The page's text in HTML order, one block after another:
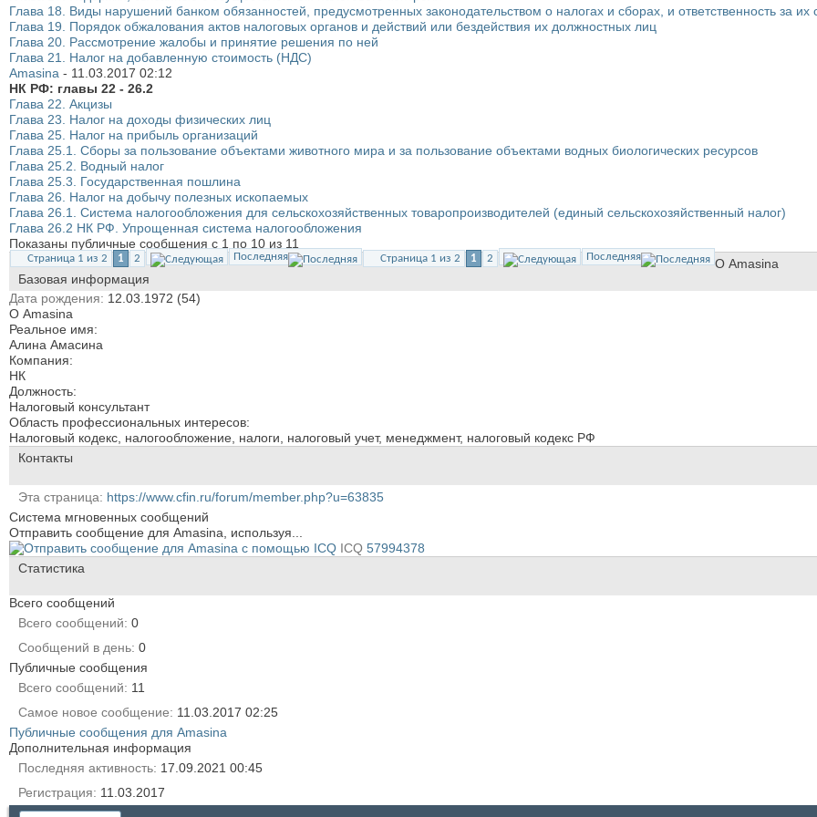
Глава 18. Виды нарушений банком обязанностей, предусмотренных законодательством о налогах и сборах, и ответственность за их
Глава 19. Порядок обжалования актов налоговых органов и действий или бездействия их должностных лиц
Глава 20. Рассмотрение жалобы и принятие решения по ней
Глава 21. Налог на добавленную стоимость (НДС)
Amasina - 11.03.2017 02:12
НК РФ: главы 22 - 26.2
Глава 22. Акцизы
Глава 23. Налог на доходы физических лиц
Глава 25. Налог на прибыль организаций
Глава 25.1. Сборы за пользование объектами животного мира и за пользование объектами водных биологических ресурсов
Глава 25.2. Водный налог
Глава 25.3. Государственная пошлина
Глава 26. Налог на добычу полезных ископаемых
Глава 26.1. Система налогообложения для сельскохозяйственных товаропроизводителей (единый сельскохозяйственный налог)
Глава 26.2 НК РФ. Упрощенная система налогообложения
Показаны публичные сообщения с 1 по 10 из 11
Страница 1 из 2 1 2 Последняя Страница 1 из 2 1 2 Последняя
О Amasina
Базовая информация
Дата рождения
12.03.1972 (54)
О Amasina
Реальное имя:
Алина Амасина
Компания:
НК
Должность:
Налоговый консультант
Область профессиональных интересов:
Налоговый кодекс, налогообложение, налоги, налоговый учет, менеджмент, налоговый кодекс РФ
Контакты
Эта страница
https://www.cfin.ru/forum/member.php?u=63835
Система мгновенных сообщений
Отправить сообщение для Amasina, используя...
ICQ 57994378
Статистика
Всего сообщений
Всего сообщений 0
Сообщений в день 0
Публичные сообщения
Всего сообщений
11
Самое новое сообщение
11.03.2017 02:25
Публичные сообщения для Amasina
Дополнительная информация
Последняя активность 17.09.2021 00:45
Регистрация
11.03.2017